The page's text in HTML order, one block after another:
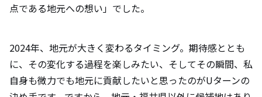
点である地元への想い」でした。
2024年、地元が大きく変わるタイミング。期待感ととも
に、その変化する過程を楽しみたい、そしてその瞬間、私
自身も微力でも地元に貢献したいと思ったのがUターンの